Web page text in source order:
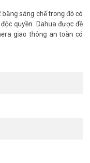
động sản xuất, quản lý
cho khách hàng và nhân
nhân và nhân viên, đồng
hàng và nhân viên, bảo
DH-HAC-T1A21P-U-
thường, mà còn là một
bằng sáng chế trong đó có
quyền. Dahua được đề
giao thông an toàn có